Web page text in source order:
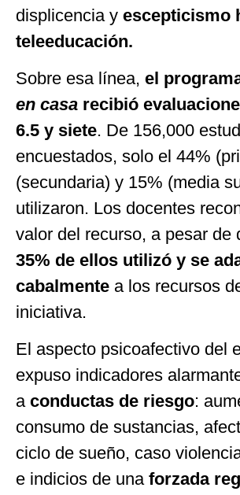
displicencia y escepticismo
teleeducación.
Sobre esa línea, el
en casa recibió
6.5 y siete. De 156,000
encuestados, solo el 44%
(secundaria) y 15% (media
utilizaron. Los docentes
valor del recurso, a pesar de
35% de ellos utilizó y se
cabalmente a los recursos
iniciativa.
El aspecto psicoafectivo del
expuso indicadores
a conductas de riesgo:
consumo de sustancias,
ciclo de sueño, caso
e indicios de una forzada